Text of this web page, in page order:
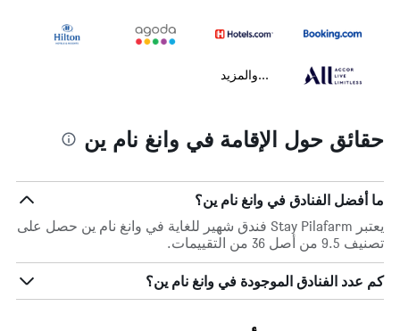
...والمزيد
حقائق حول الإقامة في وانغ نام ين
ما أفضل الفنادق في وانغ نام ين؟
يعتبر Stay Pilafarm فندق شهير للغاية في وانغ نام ين حصل على
تصنيف 9.5 من أصل 36 من التقييمات.
كم عدد الفنادق الموجودة في وانغ نام ين؟